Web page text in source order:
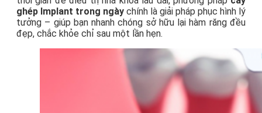
ghép Implant trong ngày chính là giải pháp phục hình lý
tưởng – giúp bạn nhanh chóng sở hữu lại hàm răng đều
đẹp, chắc khỏe chỉ sau một lần hẹn.